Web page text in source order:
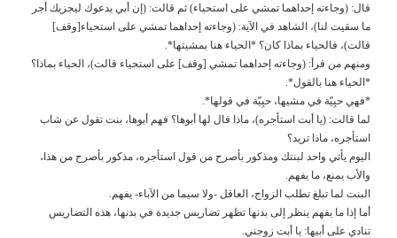
قال: (وجاءته إحداهما تمشي على استحياء) ثم قالت: (إن أبي يدعوك ليجزيك أجر
ما سقيت لنا)، الشاهد في الآية: (وجاءته إحداهما تمشي على استحياء[وقف]
قالت)، فالحياء بماذا كان؟ *الحياء هنا بمشيتها*.
ومنهم من قرأ: (وجاءته إحداهما تمشي [وقف] على استحياء قالت)، الحياء بماذا؟
*الحياء هنا بالقول*.
*فهي حيِيّة في مشيها، حيِيّة في قولها*.
لما قالت: (يا أبت استأجره)، ماذا قال لها أبوها؟ فهم أبوها، بنت تقول عن شاب
استأجره، ماذا تريد؟
اليوم يأتي واحد لبنتك ومذكور بأصرح من قول استأجره، مذكور بأصرح من هذا،
والأب يمنع، ما يفهم.
البنت لما تبلغ تطلب الزواج، العاقل -ولا سيما من الآباء- يفهم.
أما إذا ما يفهم ينظر إلى بدنها تظهر تضاريس جديدة في بدنها، هذه التضاريس
تنادي على أبيها: يا أبت زوجني.